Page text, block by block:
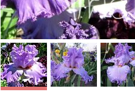
Feature Attraction
Schreiner’94, L, 94,
President’s Cup'94,
HM’96, Walter Cup’96,
AM’98. Сиренево-
виноградный с белым
сигналом прекрасно